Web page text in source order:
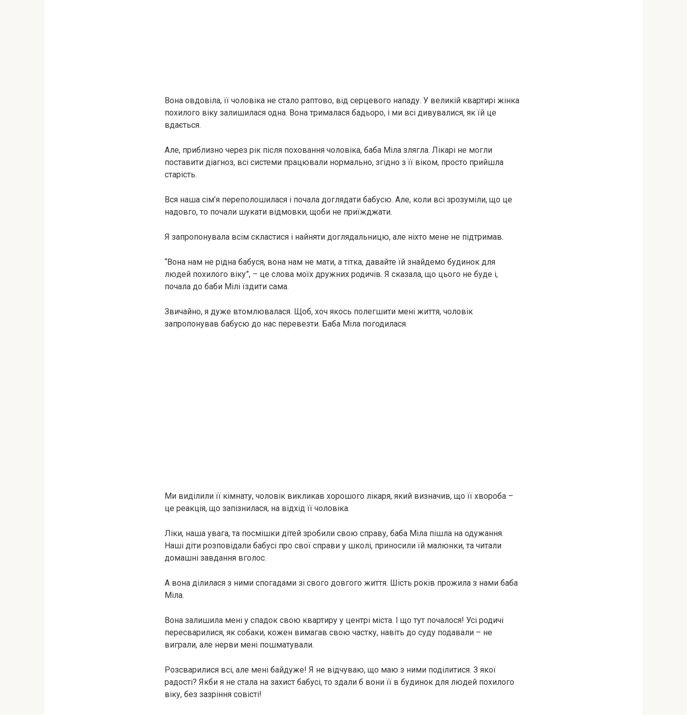
Вона овдовіла, її чоловіка не стало раптово, від серцевого нападу. У великій квартирі жінка
похилого віку залишилася одна. Вона трималася бадьоро, і ми всі дивувалися, як їй це
вдається.
Але, приблизно через рік після поховання чоловіка, баба Міла злягла. Лікарі не могли
поставити діагноз, всі системи працювали нормально, згідно з її віком, просто прийшла
старість.
Вся наша сім’я переполошилася і почала доглядати бабусю. Але, коли всі зрозуміли, що це
надовго, то почали шукати відмовки, щоби не приїжджати.
Я запропонувала всім скластися і найняти доглядальницю, але ніхто мене не підтримав.
“Вона нам не рідна бабуся, вона нам не мати, а тітка, давайте їй знайдемо будинок для
людей похилого віку”, – це слова моїх дружних родичів. Я сказала, що цього не буде і,
почала до баби Мілі їздити сама.
Звичайно, я дуже втомлювалася. Щоб, хоч якось полегшити мені життя, чоловік
запропонував бабусю до нас перевезти. Баба Міла погодилася.
Ми виділили її кімнату, чоловік викликав хорошого лікаря, який визначив, що її хвороба –
це реакція, що запізнилася, на відхід її чоловіка.
Ліки, наша увага, та посмішки дітей зробили свою справу, баба Міла пішла на одужання.
Наші діти розповідали бабусі про свої справи у школі, приносили їй малюнки, та читали
домашні завдання вголос.
А вона ділилася з ними спогадами зі свого довгого життя. Шість років прожила з нами баба
Міла.
Вона залишила мені у спадок свою квартиру у центрі міста. І що тут почалося! Усі родичі
пересварилися, як собаки, кожен вимагав свою частку, навіть до суду подавали – не
виграли, але нерви мені пошматували.
Розсварилися всі, але мені байдуже! Я не відчуваю, що маю з ними поділитися. З якої
радості? Якби я не стала на захист бабусі, то здали б вони її в будинок для людей похилого
віку, без зазріння совісті!